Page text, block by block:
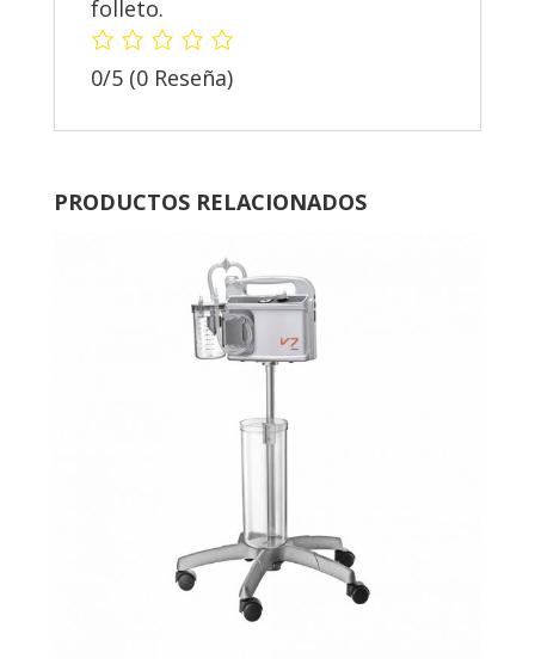
folleto.
0/5 (0 Reseña)
PRODUCTOS RELACIONADOS